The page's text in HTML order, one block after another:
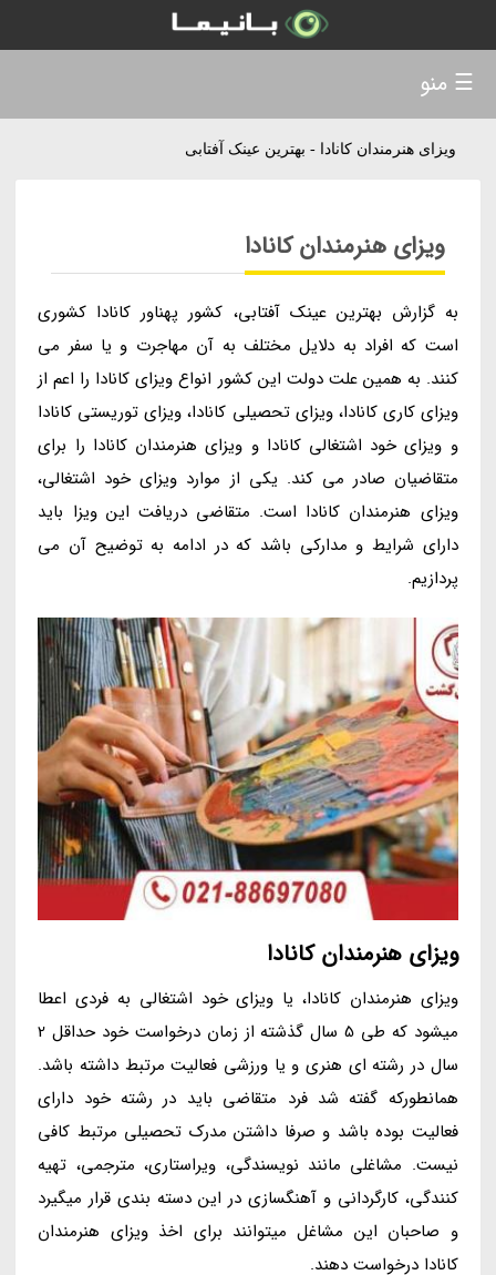
ویزای هنرمندان کانادا - بهترین عینک آفتابی
ویزای هنرمندان کانادا
به گزارش بهترین عینک آفتابی، کشور پهناور کانادا کشوری
است که افراد به دلایل مختلف به آن مهاجرت و یا سفر می
کنند. به همین علت دولت این کشور انواع ویزای کانادا را اعم از
ویزای کاری کانادا، ویزای تحصیلی کانادا، ویزای توریستی کانادا
و ویزای خود اشتغالی کانادا و ویزای هنرمندان کانادا را برای
متقاضیان صادر می کند. یکی از موارد ویزای خود اشتغالی،
ویزای هنرمندان کانادا است. متقاضی دریافت این ویزا باید
دارای شرایط و مدارکی باشد که در ادامه به توضیح آن می
پردازیم.
ویزای هنرمندان کانادا
ویزای هنرمندان کانادا، یا ویزای خود اشتغالی به فردی اعطا
میشود که طی 5 سال گذشته از زمان درخواست خود حداقل 2
سال در رشته ای هنری و یا ورزشی فعالیت مرتبط داشته باشد.
همانطورکه گفته شد فرد متقاضی باید در رشته خود دارای
فعالیت بوده باشد و صرفا داشتن مدرک تحصیلی مرتبط کافی
نیست. مشاغلی مانند نویسندگی، ویراستاری، مترجمی، تهیه
کنندگی، کارگردانی و آهنگسازی در این دسته بندی قرار میگیرد
و صاحبان این مشاغل میتوانند برای اخذ ویزای هنرمندان
کانادا درخواست دهند.
☰ منو